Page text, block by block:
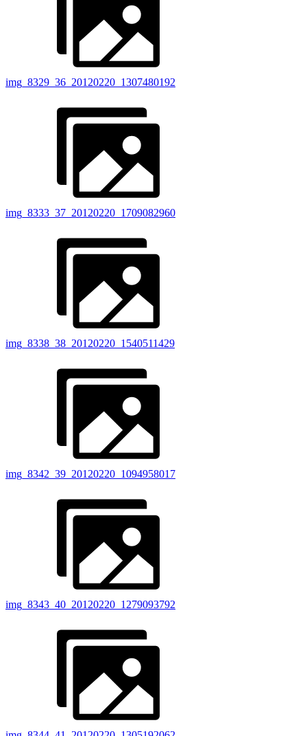
img_8329_36_20120220_1307480192
img_8333_37_20120220_1709082960
img_8338_38_20120220_1540511429
img_8342_39_20120220_1094958017
img_8343_40_20120220_1279093792